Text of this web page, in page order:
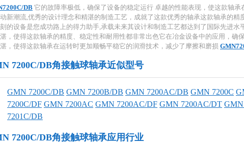
DB它的故障率极低，确保了设备的稳定运行 卓越的性能表现，使这款轴承
新潮流,优秀的设计理念和精湛的制造工艺，成就了这款优秀的轴承这款轴承的精
的设备是您成功路上的得力助手,承载未来其设计和制造工艺都达到了国际先进水
，使得这款轴承的精度、稳定性和耐用性都非常出色它在冶金设备中的应用，确
，使得这款轴承在运转时更加顺畅平稳它的润滑技术，减少了摩擦和磨损
7200C/DB角接触球轴承近似型号
GMN 7200C/DB GMN 7200B/DB GMN 7200AC/DB GMN 7200C
7200C/DF GMN 7200AC GMN 7200AC/DF GMN 7200AC/DT
7201C/DB
7200C/DB角接触球轴承应用行业